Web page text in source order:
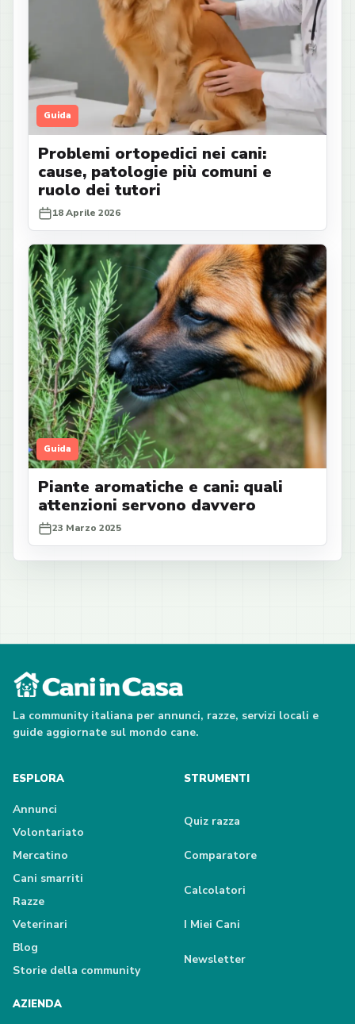
Guida
Problemi ortopedici nei cani:
cause, patologie più comuni e
ruolo dei tutori
18 Aprile 2026
Guida
Piante aromatiche e cani: quali
attenzioni servono davvero
23 Marzo 2025
La community italiana per annunci, razze, servizi locali e
guide aggiornate sul mondo cane.
ESPLORA
Annunci
Volontariato
Mercatino
Cani smarriti
Razze
Veterinari
Blog
Storie della community
STRUMENTI
Quiz razza
Comparatore
Calcolatori
I Miei Cani
Newsletter
AZIENDA